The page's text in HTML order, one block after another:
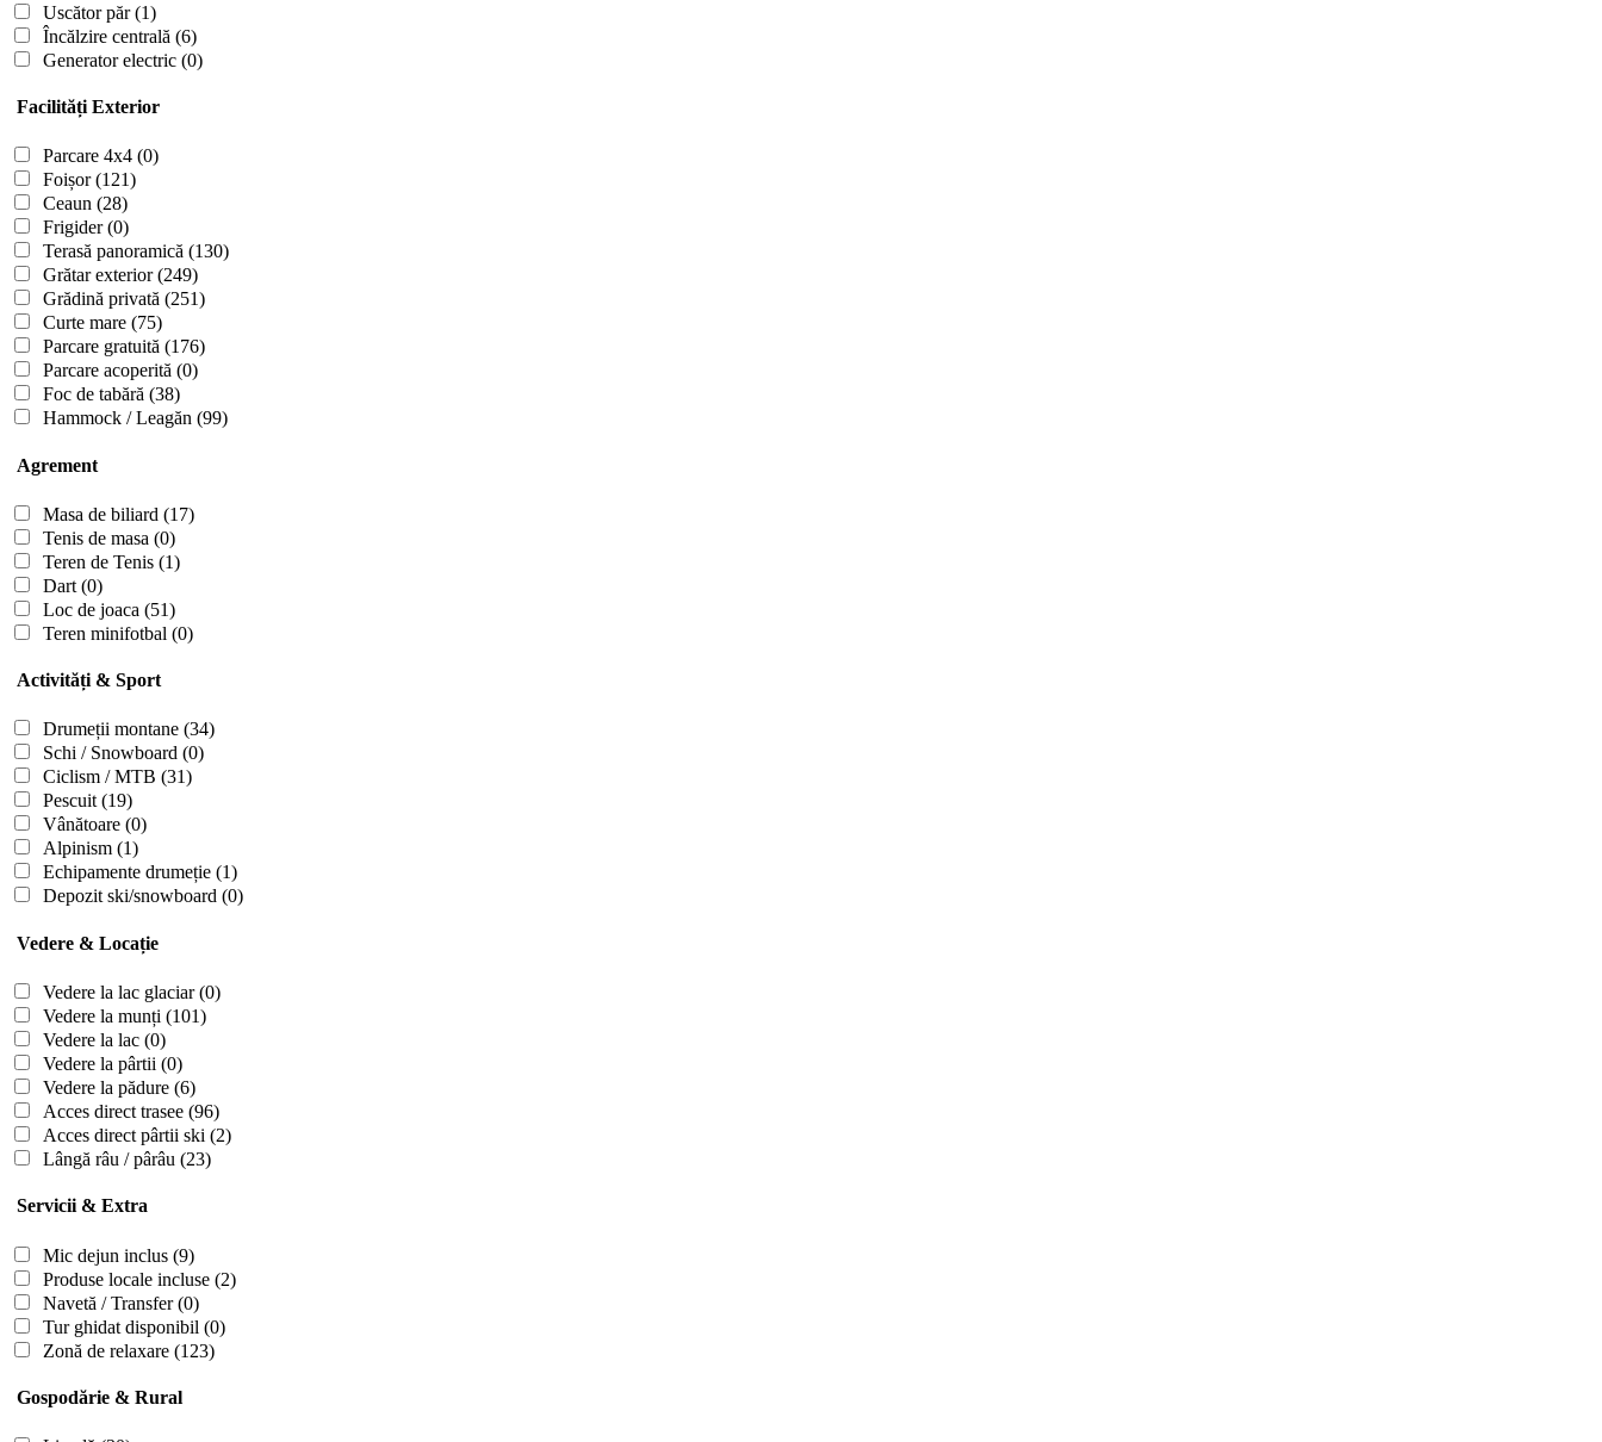
Uscător păr(1)
Încălzire centrală (6)
Generator electric (0)
Facilități Exterior
Parcare 4x4 (0)
Foișor(121)
Ceaun (28)
Frigider(0)
Terasă panoramică (130)
Grătar exterior(249)
Grădină privată (251)
Curte mare (75)
Parcare gratuită (176)
Parcare acoperită (0)
Foc de tabără (38)
Hammock / Leagăn (99)
Agrement
Masa de biliard (17)
Tenis de masa (0)
Teren de Tenis (1)
Dart (0)
Loc de joaca (51)
Teren minifotbal (0)
Activități & Sport
Drumeții montane (34)
Schi / Snowboard (0)
Ciclism / MTB (31)
Pescuit(19)
Vânătoare (0)
Alpinism (1)
Echipamente drumeție (1)
Depozit ski/snowboard (0)
Vedere & Locație
Vedere la lac glaciar(0)
Vedere la munți (101)
Vedere la lac (0)
Vedere la pârtii (0)
Vedere la pădure (6)
Acces direct trasee (96)
Acces direct pârtii ski (2)
Lângă râu / pârâu (23)
Servicii & Extra
Mic dejun inclus (9)
Produse locale incluse (2)
Navetă / Transfer(0)
Tur ghidat disponibil (0)
Zonă de relaxare (123)
Gospodărie & Rural